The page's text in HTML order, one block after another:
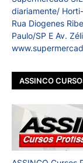
diariamente/
Rua Diogenes
Paulo/SP E Av.
ASSINCO